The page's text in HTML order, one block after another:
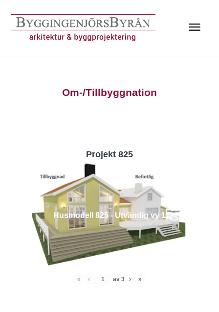
innehåll
Om-/Tillbyggnation
Projekt 825
Husmodell 825 - Utvändig vy 1
« ‹ av 3 › »